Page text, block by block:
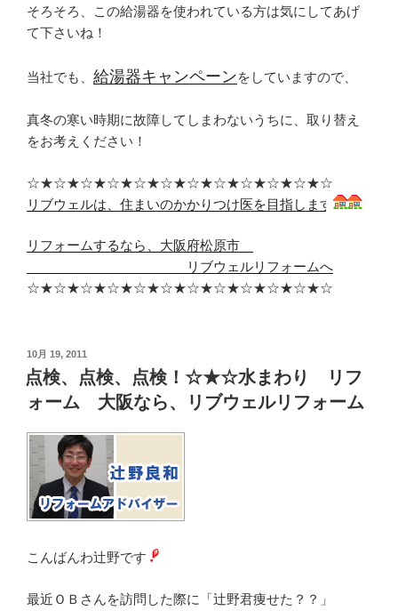
そろそろ、この給湯器を使われている方は気にしてあげ
て下さいね！
当社でも、 給湯器キャンペーンをしていますので、
真冬の寒い時期に故障してしまわないうちに、取り替え
をお考えください！
☆★☆★☆★☆★☆★☆★☆★☆★☆★☆★☆★☆
リブウェルは、住まいのかかりつけ医を目指します
リフォームするなら、大阪府松原市
リブウェルリフォームへ
☆★☆★☆★☆★☆★☆★☆★☆★☆★☆★☆★☆
投
稿
日:
10月 19, 2011
点検、点検、点検！☆★☆水まわり リフ
ォーム 大阪なら、リブウェルリフォーム
こんばんわ辻野です
最近ＯＢさんを訪問した際に「辻野君痩せた？？」